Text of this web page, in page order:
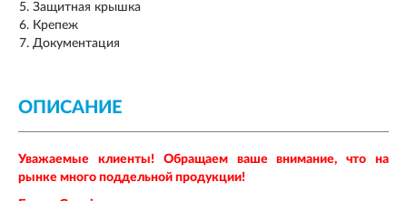
Защитная крышка
Крепеж
Документация
ОПИСАНИЕ
Уважаемые клиенты! Обращаем ваше внимание, что на
рынке много поддельной продукции!